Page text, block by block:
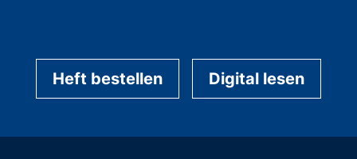
Heft bestellen Digital lesen